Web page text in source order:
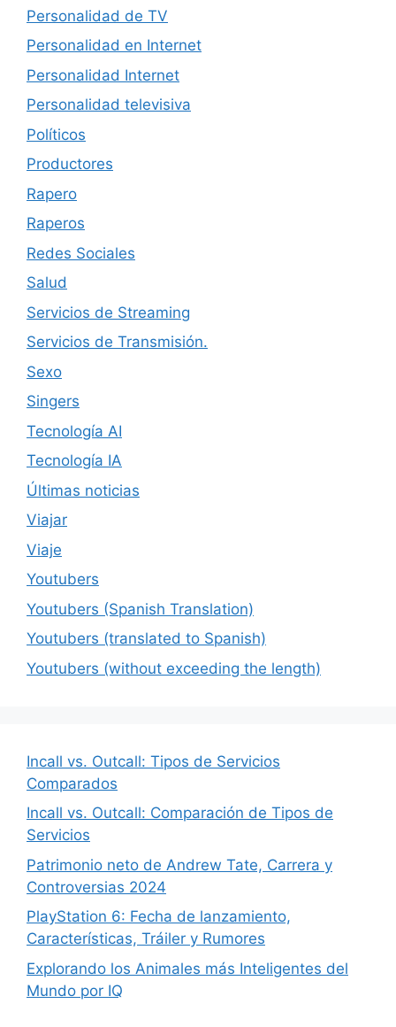
Personalidad de TV
Personalidad en Internet
Personalidad Internet
Personalidad televisiva
Políticos
Productores
Rapero
Raperos
Redes Sociales
Salud
Servicios de Streaming
Servicios de Transmisión.
Sexo
Singers
Tecnología AI
Tecnología IA
Últimas noticias
Viajar
Viaje
Youtubers
Youtubers (Spanish Translation)
Youtubers (translated to Spanish)
Youtubers (without exceeding the length)
Incall vs. Outcall: Tipos de Servicios
Comparados
Incall vs. Outcall: Comparación de Tipos de
Servicios
Patrimonio neto de Andrew Tate, Carrera y
Controversias 2024
PlayStation 6: Fecha de lanzamiento,
Características, Tráiler y Rumores
Explorando los Animales más Inteligentes del
Mundo por IQ